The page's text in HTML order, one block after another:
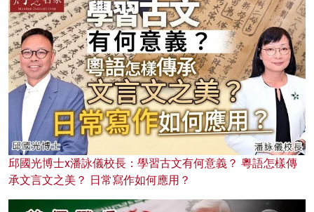
邱國光博士x潘詠儀校長：學習古文有何意義？ 粵語怎樣傳
承文言文之美？ 日常寫作如何應用？